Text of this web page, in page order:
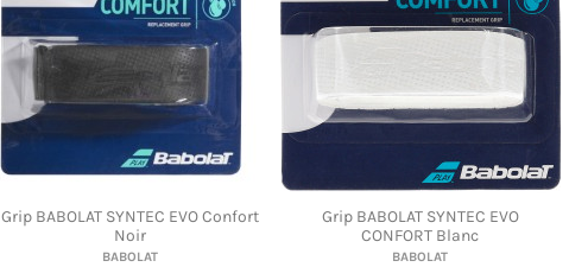
Grip BABOLAT SYNTEC EVO Confort
Noir
BABOLAT
Grip BABOLAT SYNTEC EVO
CONFORT Blanc
BABOLAT